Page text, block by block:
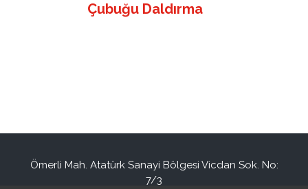
Çubuğu Daldırma
Ömerli Mah. Atatürk Sanayi Bölgesi Vicdan Sok. No:
7/3